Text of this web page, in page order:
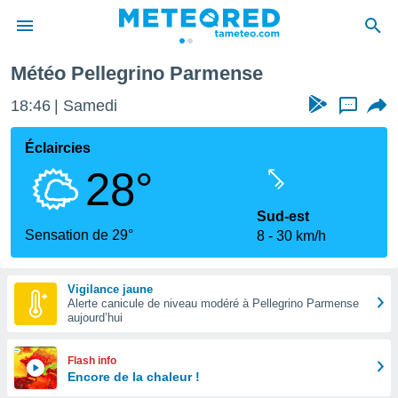
de
Météo Pellegrino Parmense
18:47 Samedi ...
Éclaircies
28°
Sensation de 29°
Sud-est
8
30 km/h
Vigilance jaune
Alerte canicule de niveau modéré à Pellegrino Parmense
aujourd’hui
Flash info
Encore de la chaleur !